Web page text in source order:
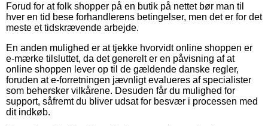
Forud for at folk shopper på en butik på nettet bør man til
hver en tid bese forhandlerens betingelser, men det er for det
meste et tidskrævende arbejde.
En anden mulighed er at tjekke hvorvidt online shoppen er
e-mærke tilsluttet, da det generelt er en påvisning af at
online shoppen lever op til de gældende danske regler,
foruden at e-forretningen jævnligt evalueres af specialister
som behersker vilkårene. Desuden får du mulighed for
support, såfremt du bliver udsat for besvær i processen med
dit indkøb.